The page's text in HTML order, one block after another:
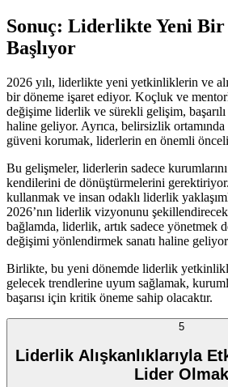
Sonuç: Liderlikte Yeni Bir
Başlıyor
2026 yılı, liderlikte yeni yetkinliklerin ve
bir döneme işaret ediyor. Koçluk ve
değişime liderlik ve sürekli gelişim,
haline geliyor. Ayrıca, belirsizlik
güveni korumak, liderlerin en önemli
Bu gelişmeler, liderlerin sadece
kendilerini de dönüştürmelerini
kullanmak ve insan odaklı liderlik
2026’nın liderlik vizyonunu
bağlamda, liderlik, artık sadece yönetmek
değişimi yönlendirmek sanatı haline
Birlikte, bu yeni dönemde liderlik
gelecek trendlerine uyum sağlamak,
başarısı için kritik öneme sahip olacaktır.
5
Liderlik Alışkanlıklarıyla
Lider Olmak